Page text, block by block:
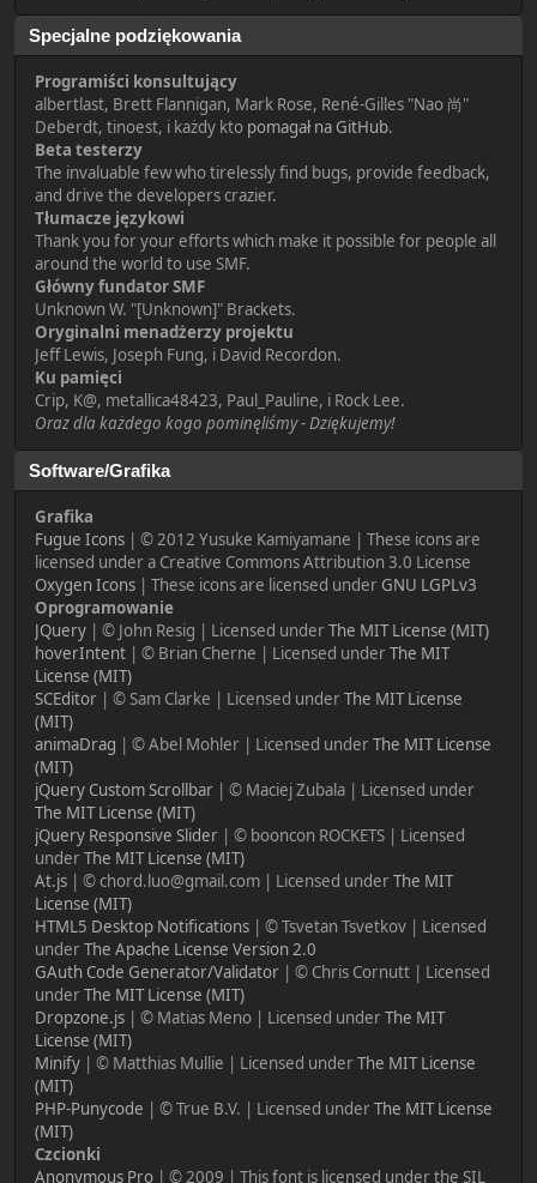
Specjalne podziękowania
Programiści konsultujący
albertlast, Brett Flannigan, Mark Rose, René-Gilles "Nao 尚"
Deberdt, tinoest, i każdy kto pomagał na GitHub.
Beta testerzy
The invaluable few who tirelessly find bugs, provide feedback,
and drive the developers crazier.
Tłumacze językowi
Thank you for your efforts which make it possible for people all
around the world to use SMF.
Główny fundator SMF
Unknown W. "[Unknown]" Brackets.
Oryginalni menadżerzy projektu
Jeff Lewis, Joseph Fung, i David Recordon.
Ku pamięci
Crip, K@, metallica48423, Paul_Pauline, i Rock Lee.
Oraz dla każdego kogo pominęliśmy - Dziękujemy!
Software/Grafika
Grafika
Fugue Icons | © 2012 Yusuke Kamiyamane | These icons are
licensed under a Creative Commons Attribution 3.0 License
Oxygen Icons | These icons are licensed under GNU LGPLv3
Oprogramowanie
JQuery | © John Resig | Licensed underThe MIT License (MIT)
hoverIntent | © Brian Cherne | Licensed underThe MIT
License (MIT)
SCEditor | © Sam Clarke | Licensed underThe MIT License
(MIT)
animaDrag | © Abel Mohler | Licensed underThe MIT License
(MIT)
jQuery Custom Scrollbar | © Maciej Zubala | Licensed under
The MIT License (MIT)
jQuery Responsive Slider | © booncon ROCKETS | Licensed
underThe MIT License (MIT)
At.js | © chord.luo@gmail.com | Licensed underThe MIT
License (MIT)
HTML5 Desktop Notifications | © Tsvetan Tsvetkov | Licensed
underThe Apache License Version 2.0
GAuth Code Generator/Validator | © Chris Cornutt | Licensed
underThe MIT License (MIT)
Dropzone.js | © Matias Meno | Licensed underThe MIT
License (MIT)
Minify | © Matthias Mullie | Licensed underThe MIT License
(MIT)
PHP-Punycode | © True B.V. | Licensed underThe MIT License
(MIT)
Czcionki
Anonymous Pro | © 2009 | This font is licensed under the SIL